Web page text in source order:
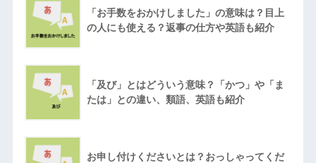
「お手数をおかけしました」の意味は？目上
の人にも使える？返事の仕方や英語も紹介
「及び」とはどういう意味？「かつ」や「ま
たは」との違い、類語、英語も紹介
お申し付けくださいとは？おっしゃってくだ